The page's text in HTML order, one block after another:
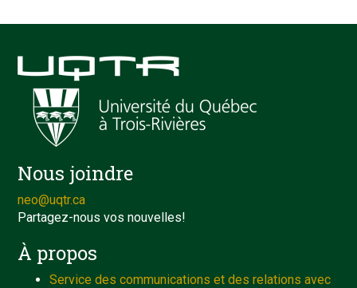
Nous joindre
neo@uqtr.ca
Partagez-nous vos nouvelles!
À propos
Service des communications et des relations avec